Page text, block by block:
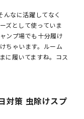
んなに活躍してなく
ズとして使っていま
ンプ場でも十分履け
ちゃいます。ルーム
に履いてますね。コス
策 虫除けスプ